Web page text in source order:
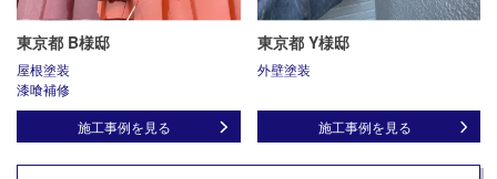
東京都 B様邸
屋根塗装
漆喰補修
施工事例を見る
東京都 Y様邸
外壁塗装
施工事例を見る